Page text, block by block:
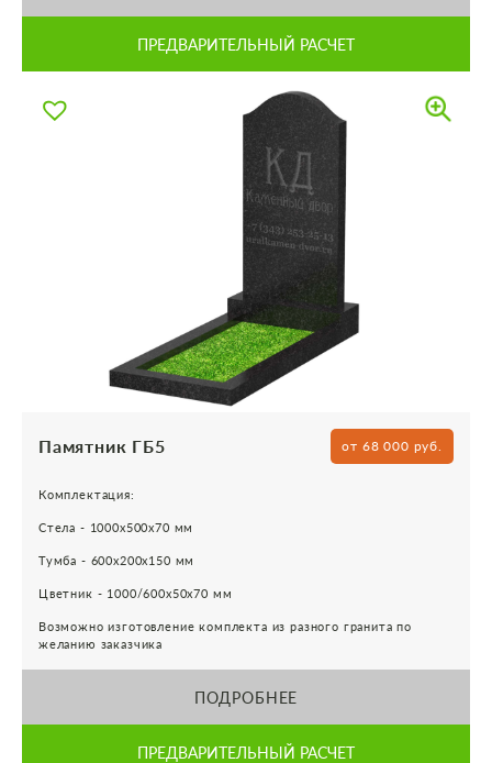
ПРЕДВАРИТЕЛЬНЫЙ РАСЧЕТ
Памятник ГБ5 от 68 000 руб.
Комплектация:
Стела - 1000х500х70 мм
Тумба - 600х200х150 мм
Цветник - 1000/600х50х70 мм
Возможно изготовление комплекта из разного гранита по
желанию заказчика
ПОДРОБНЕЕ
ПРЕДВАРИТЕЛЬНЫЙ РАСЧЕТ